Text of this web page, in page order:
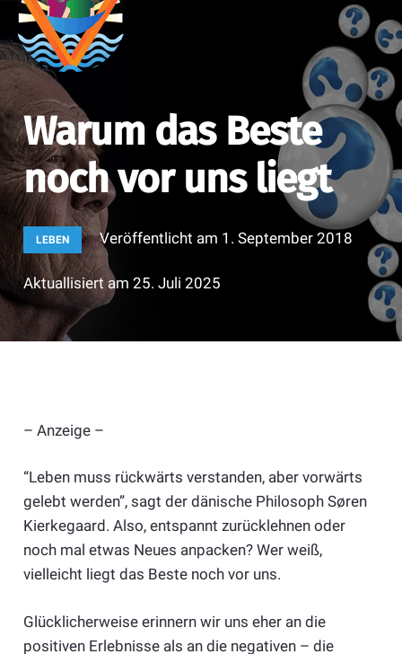
Warum das Beste
noch vor uns liegt
LEBEN Veröffentlicht am 1. September 2018
Aktuallisiert am 25. Juli 2025
– Anzeige –
“Leben muss rückwärts verstanden, aber vorwärts
gelebt werden”, sagt der dänische Philosoph Søren
Kierkegaard. Also, entspannt zurücklehnen oder
noch mal etwas Neues anpacken? Wer weiß,
vielleicht liegt das Beste noch vor uns.
Glücklicherweise erinnern wir uns eher an die
positiven Erlebnisse als an die negativen – die